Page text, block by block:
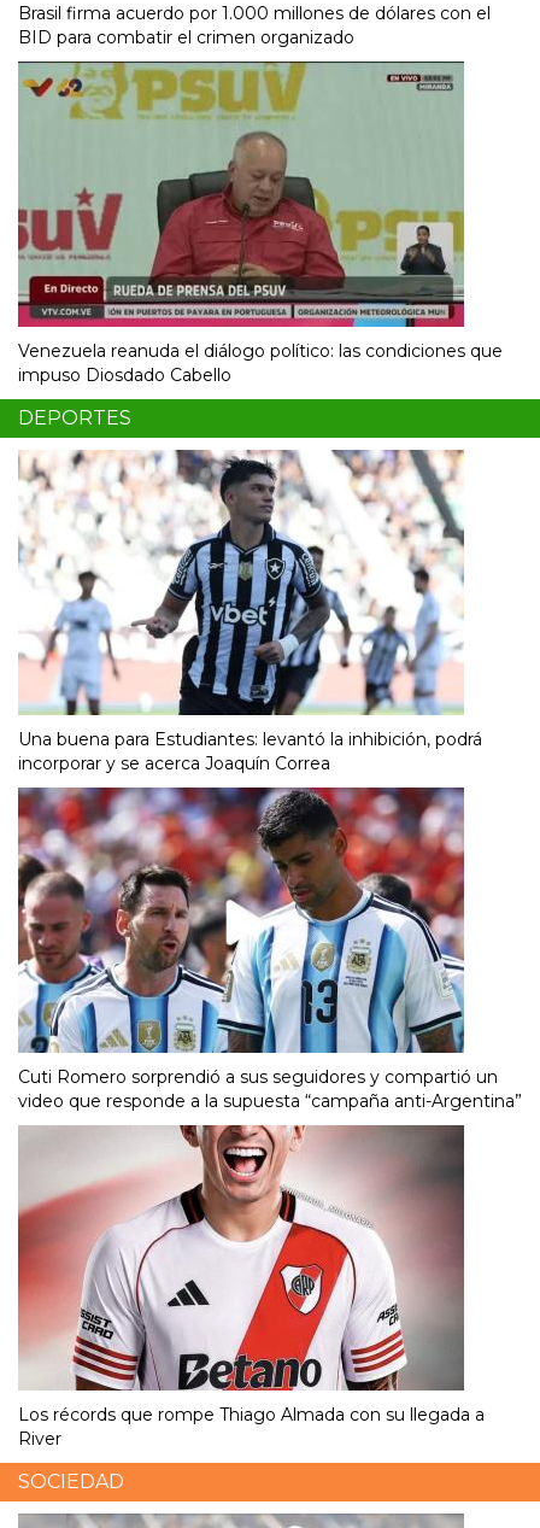
Brasil firma acuerdo por 1.000 millones de dólares con el
BID para combatir el crimen organizado
Venezuela reanuda el diálogo político: las condiciones que
impuso Diosdado Cabello
DEPORTES
Una buena para Estudiantes: levantó la inhibición, podrá
incorporar y se acerca Joaquín Correa
Cuti Romero sorprendió a sus seguidores y compartió un
video que responde a la supuesta “campaña anti-Argentina”
Los récords que rompe Thiago Almada con su llegada a
River
SOCIEDAD